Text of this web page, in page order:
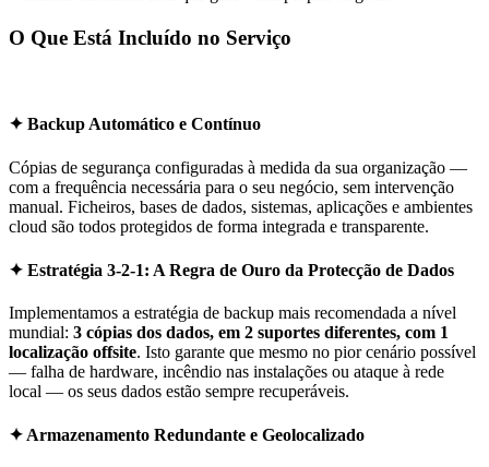
O Que Está Incluído no Serviço
✦ Backup Automático e Contínuo
Cópias de segurança configuradas à medida da sua organização —
com a frequência necessária para o seu negócio, sem intervenção
manual. Ficheiros, bases de dados, sistemas, aplicações e ambientes
cloud são todos protegidos de forma integrada e transparente.
✦ Estratégia 3-2-1: A Regra de Ouro da Protecção de Dados
Implementamos a estratégia de backup mais recomendada a nível
mundial: 3 cópias dos dados, em 2 suportes diferentes, com 1
localização offsite. Isto garante que mesmo no pior cenário possível
— falha de hardware, incêndio nas instalações ou ataque à rede
local — os seus dados estão sempre recuperáveis.
✦ Armazenamento Redundante e Geolocalizado